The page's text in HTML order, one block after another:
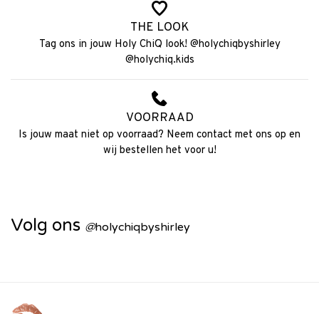
THE LOOK
Tag ons in jouw Holy ChiQ look! @holychiqbyshirley
@holychiq.kids
VOORRAAD
Is jouw maat niet op voorraad? Neem contact met ons op en
wij bestellen het voor u!
Volg ons @holychiqbyshirley